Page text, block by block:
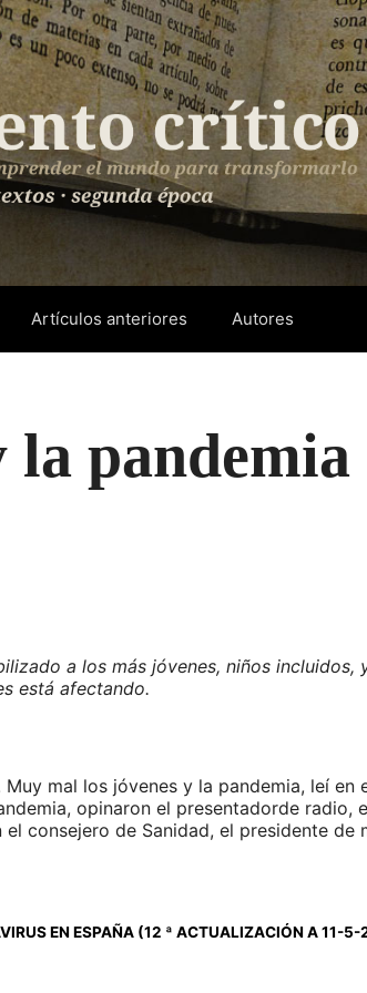
Artículos anteriores Autores
la pandemia
a los más jóvenes, niños incluidos,
está afectando.
mal los jóvenes y la pandemia, leí
opinaron el presentadorde radio,
consejero de Sanidad, el presidente de
EN ESPAÑA (12 ª ACTUALIZACIÓN A 11-5-